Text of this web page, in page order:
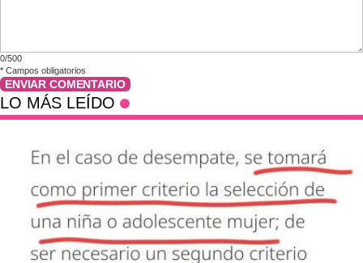
0/500
* Campos obligatorios
ENVIAR COMENTARIO
LO MÁS LEÍDO